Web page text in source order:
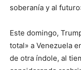
soberanía y al
Este domingo,
total» a Venezuela
de otra índole, al